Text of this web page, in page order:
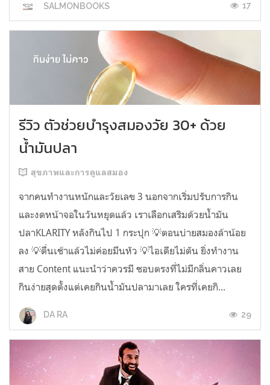
SALMONBOOKS 17
รีวิว ตัวช่วยบำรุงสมองวัย 30+ ด้วย
น้ำมันปลา
สุขภาพและการดูแลสมอง
จากคนทำงานหนักและวัยเลข 3 นอกจากเริ่มปรับการกิน
และงดหน้าจอในวันหยุดแล้ว เราเลือกเสริมด้วยน้ำมัน
ปลาKLARITY หลังกินไป 1 กระปุก 💡ตอนบ่ายสมองล้าน้อย
ลง 💡ตื่นเช้าแล้วไม่ค่อยมึนหัว 💡ไอเดียไม่ตัน ยิ่งทำงาน
สาย Content แนะนำว่าควรมี ชอบตรงที่ไม่มีกลิ่นคาวเลย
กินง่ายสุดตั้งแต่เคยกินน้ำมันปลามาเลย ใครที่เคยกิ...
DA RA 29